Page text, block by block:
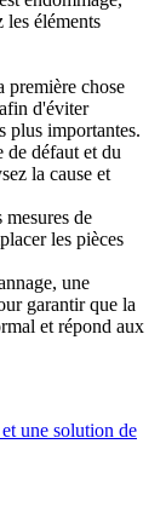
les éléments
première chose
d'éviter
plus importantes.
de défaut et du
la cause et
de
les pièces
une
garantir que la
et répond aux
une solution de